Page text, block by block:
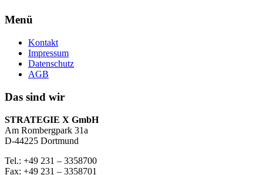
Menü
Kontakt
Impressum
Datenschutz
AGB
Das sind wir
STRATEGIE X GmbH
Am Rombergpark 31a
D-44225 Dortmund
Tel.: +49 231 – 3358700
Fax: +49 231 – 3358701